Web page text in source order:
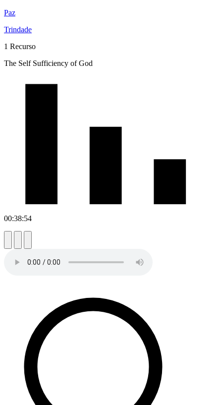
Paz
Trindade
1 Recurso
The Self Sufficiency of God
00:38:54